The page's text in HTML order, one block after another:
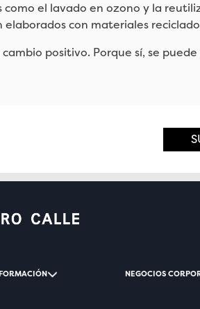
el lavado en ozono y la
con materiales
positivo. Porque sí, se
NEGOCIOS